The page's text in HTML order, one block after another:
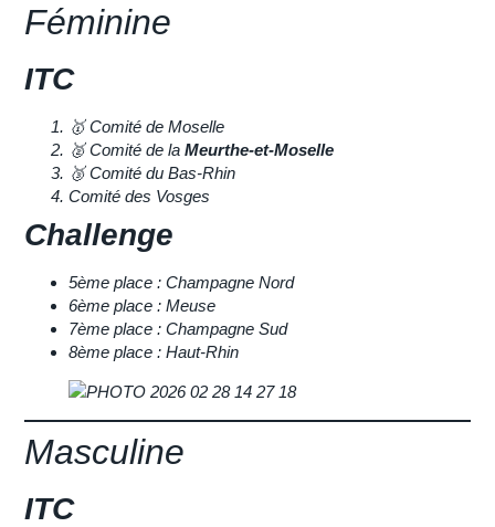
Féminine
ITC
🥇Comité de Moselle
🥈Comité de laMeurthe-et-Moselle
🥉Comité du Bas-Rhin
Comité des Vosges
Challenge
5ème place : Champagne Nord
6ème place : Meuse
7ème place : Champagne Sud
8ème place : Haut-Rhin
Masculine
ITC